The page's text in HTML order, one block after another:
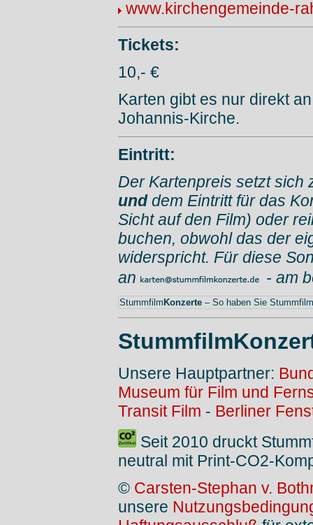
www.kirchengemeinde-
Tickets:
10,- €
Karten gibt es nur direkt
Johannis-Kirche.
Eintritt:
Der Kartenpreis setzt sich
unddem Eintritt für das
Sicht auf den Film) oder
buchen, obwohl das der
widerspricht. Für diese
an
- am
StummfilmKonzerte – So haben Sie
Unsere Hauptpartner:
Museum für Film und
Transit Film - Berliner
Seit 2010 druckt
neutral mit Print-CO2-
© Carsten-Stephan v.
unsere